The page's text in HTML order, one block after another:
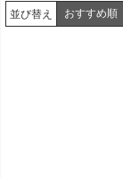
並び替え おすすめ順